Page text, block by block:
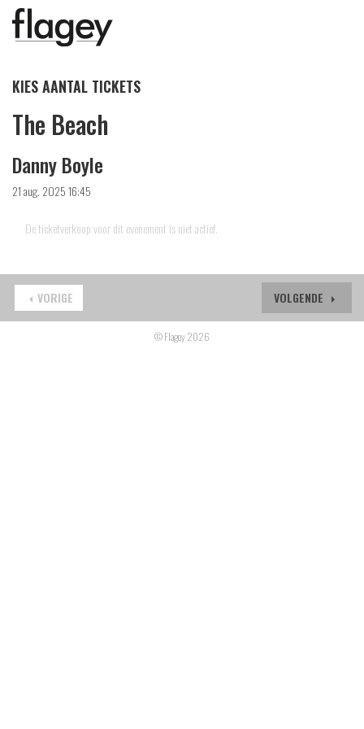
KIES AANTAL TICKETS
The Beach
Danny Boyle
21 aug. 2025 16:45
De ticketverkoop voor dit evenement is niet actief.
VOLGENDE
VORIGE
© Flagey 2026